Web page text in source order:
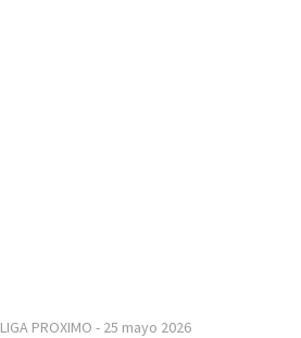
LIGA PROXIMO - 25 mayo 2026